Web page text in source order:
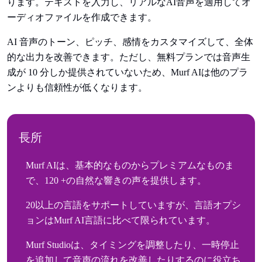
ります。テキストを入力し、リアルなAI音声を適用してオ
ーディオファイルを作成できます。
AI 音声のトーン、ピッチ、感情をカスタマイズして、全体
的な出力を改善できます。ただし、無料プランでは音声生
成が 10 分しか提供されていないため、Murf AIは他のプラ
ンよりも信頼性が低くなります。
長所
Murf AIは、基本的なものからプレミアムなものま
で、120 +の自然な響きの声を提供します。
20以上の言語をサポートしていますが、言語オプシ
ョンはMurf AI言語に比べて限られています。
Murf Studioは、タイミングを調整したり、一時停止
を追加して音声の流れを改善したりするのに役立ち